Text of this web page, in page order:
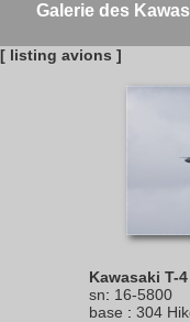
Galerie des
[ listing avions ]
Kawasaki T-4
sn: 16-5800
base : 304